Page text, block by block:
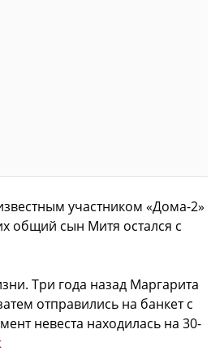
участником «Дома-2»
общий сын Митя остался с
Три года назад Маргарита
отправились на банкет с
невеста находилась на 30-